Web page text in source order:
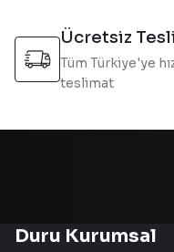
Bu ürüne benzer
Ücretsiz
Tüm Türkiye'ye
teslimat
Duru Kurumsal